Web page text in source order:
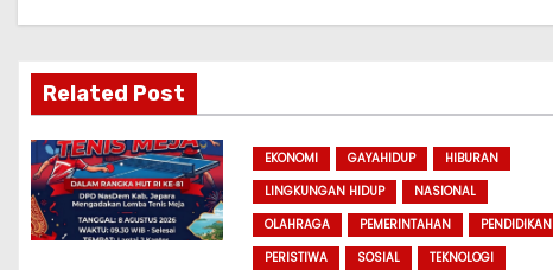
i
g
a
t
Related Post
EKONOMI GAYAHIDUP
HIBURAN
LINGKUNGAN HIDUP
NASIONAL
OLAHRAGA
PEMERINTAHAN
PENDIDIKAN
PERISTIWA
SOSIAL TEKNOLOGI